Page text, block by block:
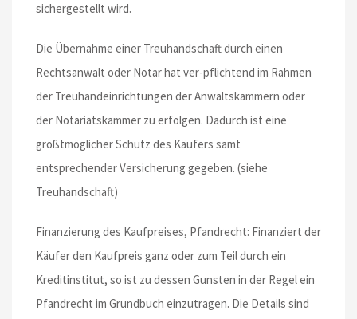
sichergestellt wird.
Die Übernahme einer Treuhandschaft durch einen
Rechtsanwalt oder Notar hat ver-pflichtend im Rahmen
der Treuhandeinrichtungen der Anwaltskammern oder
der Notariatskammer zu erfolgen. Dadurch ist eine
größtmöglicher Schutz des Käufers samt
entsprechender Versicherung gegeben. (siehe
Treuhandschaft)
Finanzierung des Kaufpreises, Pfandrecht: Finanziert der
Käufer den Kaufpreis ganz oder zum Teil durch ein
Kreditinstitut, so ist zu dessen Gunsten in der Regel ein
Pfandrecht im Grundbuch einzutragen. Die Details sind